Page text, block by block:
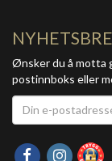
Ønsker du å motta
postinnboks eller